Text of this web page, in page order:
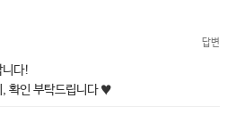
답변
니다!
, 확인 부탁드립니다 ♥